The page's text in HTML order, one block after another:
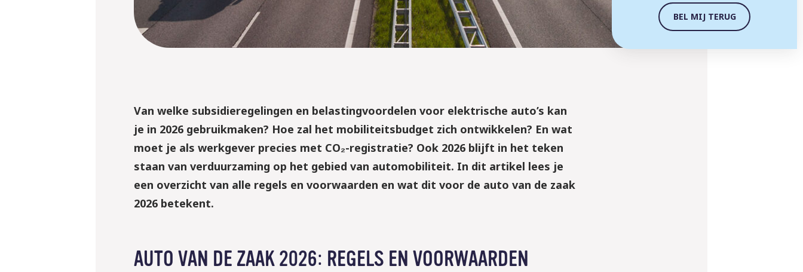
Van welke subsidieregelingen en belastingvoordelen voor elektrische auto’s kan
je in 2026 gebruikmaken? Hoe zal het mobiliteitsbudget zich ontwikkelen? En wat
moet je als werkgever precies met CO₂-registratie? Ook 2026 blijft in het teken
staan van verduurzaming op het gebied van automobiliteit. In dit artikel lees je
een overzicht van alle regels en voorwaarden en wat dit voor de auto van de zaak
2026 betekent.
AUTO VAN DE ZAAK 2026: REGELS EN VOORWAARDEN
BEL MIJ TERUG